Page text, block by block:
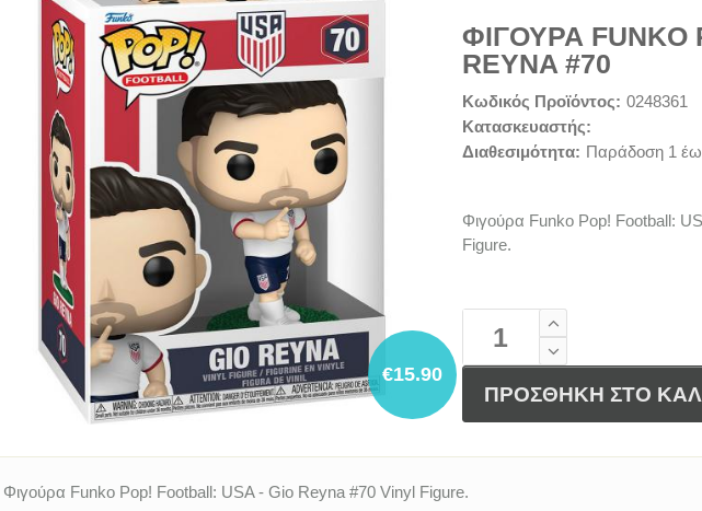
€15.90
ΦΙΓΟΥΡΑ FUNKO
REYNA #70
Κωδικός Προϊόντος: 0248361
Κατασκευαστής:
Διαθεσιμότητα: Παράδοση 1
Φιγούρα Funko Pop! Football:
Figure.
ΠΡΟΣΘΗΚΗ ΣΤΟ
Φιγούρα Funko Pop! Football: USA - Gio Reyna #70 Vinyl Figure.